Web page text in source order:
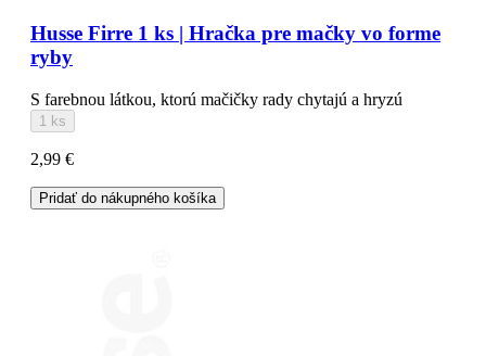
Husse Firre 1 ks | Hračka pre mačky vo forme
ryby
S farebnou látkou, ktorú mačičky rady chytajú a hryzú
1 ks
2,99 €
Pridať do nákupného košíka